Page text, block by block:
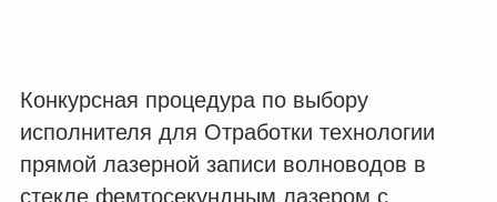
Конкурсная процедура по выбору
исполнителя для Отработки технологии
прямой лазерной записи волноводов в
стекле фемтосекундным лазером с